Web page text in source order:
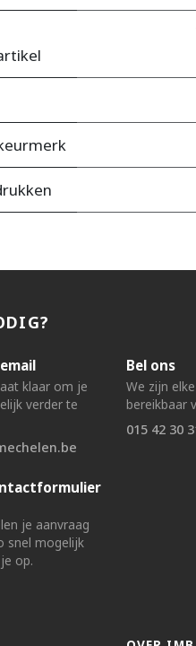
klaar om je
verder te
Bel ons
We zijn
bereikbaar
015 42 30
je aanvraag
snel mogelijk
op.